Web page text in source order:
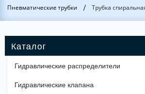
Пневматические трубки / Трубка
Гидравлические распределители
Гидравлические клапана